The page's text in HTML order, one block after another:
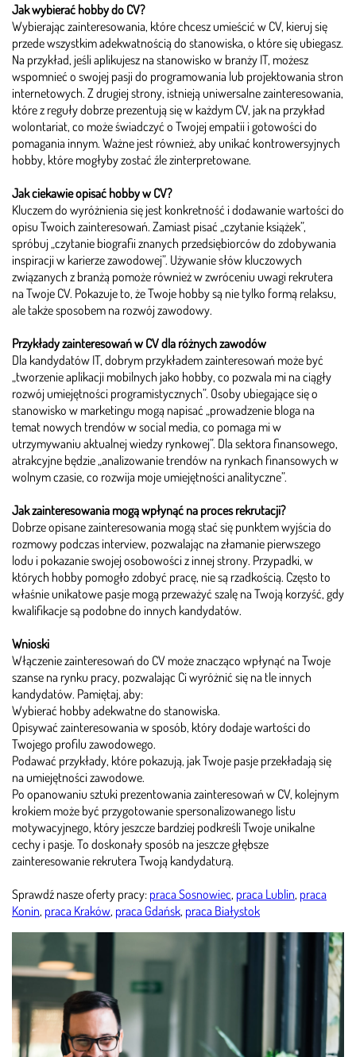
Jak wybierać hobby do CV?
Wybierając zainteresowania, które chcesz umieścić w CV, kieruj się
przede wszystkim adekwatnością do stanowiska, o które się ubiegasz.
Na przykład, jeśli aplikujesz na stanowisko w branży IT, możesz
wspomnieć o swojej pasji do programowania lub projektowania stron
internetowych. Z drugiej strony, istnieją uniwersalne zainteresowania,
które z reguły dobrze prezentują się w każdym CV, jak na przykład
wolontariat, co może świadczyć o Twojej empatii i gotowości do
pomagania innym. Ważne jest również, aby unikać kontrowersyjnych
hobby, które mogłyby zostać źle zinterpretowane.
Jak ciekawie opisać hobby w CV?
Kluczem do wyróżnienia się jest konkretność i dodawanie wartości do
opisu Twoich zainteresowań. Zamiast pisać „czytanie książek”,
spróbuj „czytanie biografii znanych przedsiębiorców do zdobywania
inspiracji w karierze zawodowej”. Używanie słów kluczowych
związanych z branżą pomoże również w zwróceniu uwagi rekrutera
na Twoje CV. Pokazuje to, że Twoje hobby są nie tylko formą relaksu,
ale także sposobem na rozwój zawodowy.
Przykłady zainteresowań w CV dla różnych zawodów
Dla kandydatów IT, dobrym przykładem zainteresowań może być
„tworzenie aplikacji mobilnych jako hobby, co pozwala mi na ciągły
rozwój umiejętności programistycznych”. Osoby ubiegające się o
stanowisko w marketingu mogą napisać „prowadzenie bloga na
temat nowych trendów w social media, co pomaga mi w
utrzymywaniu aktualnej wiedzy rynkowej”. Dla sektora finansowego,
atrakcyjne będzie „analizowanie trendów na rynkach finansowych w
wolnym czasie, co rozwija moje umiejętności analityczne”.
Jak zainteresowania mogą wpłynąć na proces rekrutacji?
Dobrze opisane zainteresowania mogą stać się punktem wyjścia do
rozmowy podczas interview, pozwalając na złamanie pierwszego
lodu i pokazanie swojej osobowości z innej strony. Przypadki, w
których hobby pomogło zdobyć pracę, nie są rzadkością. Często to
właśnie unikatowe pasje mogą przeważyć szalę na Twoją korzyść, gdy
kwalifikacje są podobne do innych kandydatów.
Wnioski
Włączenie zainteresowań do CV może znacząco wpłynąć na Twoje
szanse na rynku pracy, pozwalając Ci wyróżnić się na tle innych
kandydatów. Pamiętaj, aby:
Wybierać hobby adekwatne do stanowiska.
Opisywać zainteresowania w sposób, który dodaje wartości do
Twojego profilu zawodowego.
Podawać przykłady, które pokazują, jak Twoje pasje przekładają się
na umiejętności zawodowe.
Po opanowaniu sztuki prezentowania zainteresowań w CV, kolejnym
krokiem może być przygotowanie spersonalizowanego listu
motywacyjnego, który jeszcze bardziej podkreśli Twoje unikalne
cechy i pasje. To doskonały sposób na jeszcze głębsze
zainteresowanie rekrutera Twoją kandydaturą.
Sprawdź nasze oferty pracy: praca Sosnowiec, praca Lublin, praca
Konin, praca Kraków, praca Gdańsk, praca Białystok